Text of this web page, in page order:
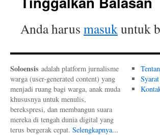
Anda harus masukuntuk
Soloensis adalah platform jurnalisme
warga (user-generated content) yang
menjadi ruang bagi warga, anak muda
khususnya untuk menulis,
berekspresi, dan membangun suara
mereka di tengah dunia digital yang
terus bergerak cepat. Selengkapnya...